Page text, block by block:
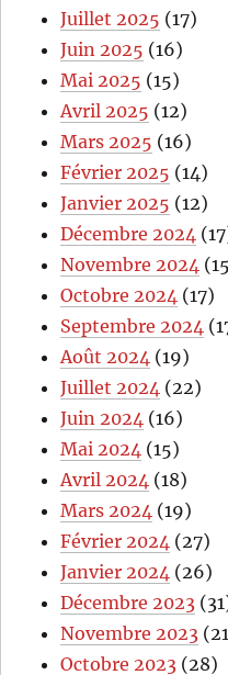
Juillet 2025 (17)
Juin 2025 (16)
Mai 2025 (15)
Avril 2025 (12)
Mars 2025 (16)
Février 2025 (14)
Janvier 2025 (12)
Décembre 2024
Novembre 2024
Octobre 2024 (17)
Septembre 2024
Août 2024 (19)
Juillet 2024 (22)
Juin 2024 (16)
Mai 2024 (15)
Avril 2024 (18)
Mars 2024 (19)
Février 2024 (27)
Janvier 2024 (26)
Décembre 2023
Novembre 2023
Octobre 2023 (28)